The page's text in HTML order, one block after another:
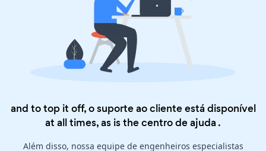
and to top it off, o suporte ao cliente está disponível
at all times, as is thecentro de ajuda .
Além disso, nossa equipe de engenheiros especialistas